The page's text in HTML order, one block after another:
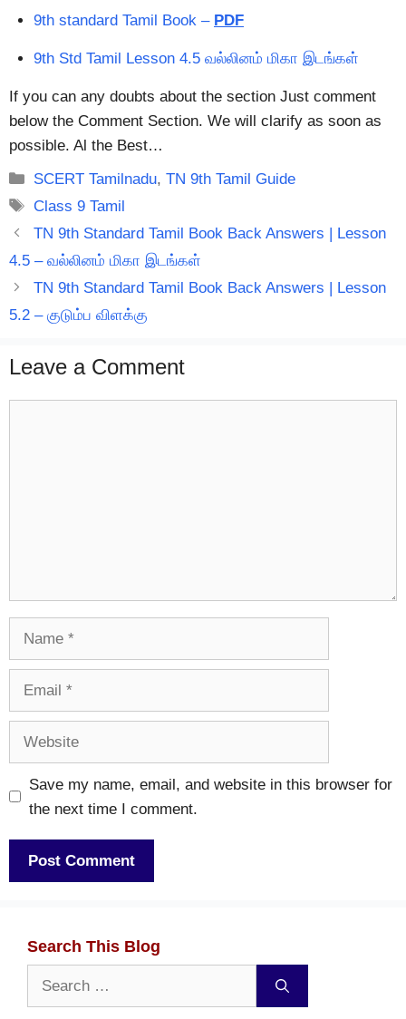
9th standard Tamil Book – PDF
9th Std Tamil Lesson 4.5 வல்லினம் மிகா இடங்கள்
If you can any doubts about the section Just comment
below the Comment Section. We will clarify as soon as
possible. Al the Best…
Categories
SCERT Tamilnadu,TN 9th Tamil Guide
Tags
Class 9 Tamil
TN 9th Standard Tamil Book Back Answers | Lesson
4.5 – வல்லினம் மிகா இடங்கள்
TN 9th Standard Tamil Book Back Answers | Lesson
5.2 – குடும்ப விளக்கு
Leave a Comment
Name
Email
Website
Save my name, email, and website in this browser for
the next time I comment.
Search This Blog
Search